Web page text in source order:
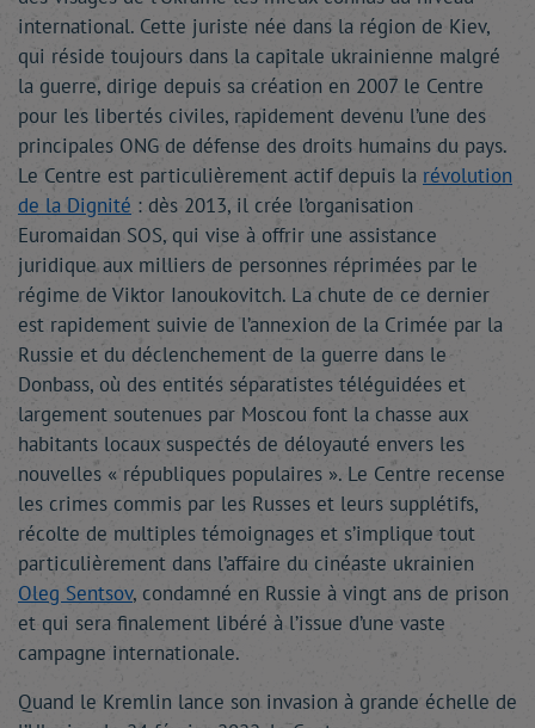
international. Cette juriste née dans la région de Kiev,
qui réside toujours dans la capitale ukrainienne malgré
la guerre, dirige depuis sa création en 2007 le Centre
pour les libertés civiles, rapidement devenu l’une des
principales ONG de défense des droits humains du pays.
Le Centre est particulièrement actif depuis la révolution
de la Dignité : dès 2013, il crée l’organisation
Euromaidan SOS, qui vise à offrir une assistance
juridique aux milliers de personnes réprimées par le
régime de Viktor Ianoukovitch. La chute de ce dernier
est rapidement suivie de l’annexion de la Crimée par la
Russie et du déclenchement de la guerre dans le
Donbass, où des entités séparatistes téléguidées et
largement soutenues par Moscou font la chasse aux
habitants locaux suspectés de déloyauté envers les
nouvelles « républiques populaires ». Le Centre recense
les crimes commis par les Russes et leurs supplétifs,
récolte de multiples témoignages et s’implique tout
particulièrement dans l’affaire du cinéaste ukrainien
Oleg Sentsov, condamné en Russie à vingt ans de prison
et qui sera finalement libéré à l’issue d’une vaste
campagne internationale.
Quand le Kremlin lance son invasion à grande échelle de